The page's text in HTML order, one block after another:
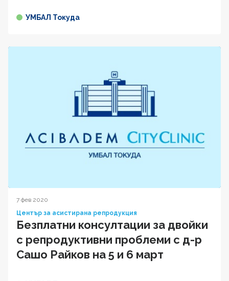
УМБАЛ Токуда
7 фев 2020
Център за асистирана репродукция
Безплатни консултации за двойки
с репродуктивни проблеми с д-р
Сашо Райков на 5 и 6 март